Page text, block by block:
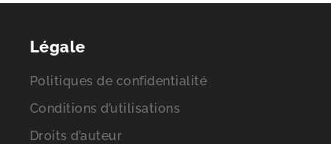
Légale
Politiques de confidentialité
Conditions d’utilisations
Droits d’auteur